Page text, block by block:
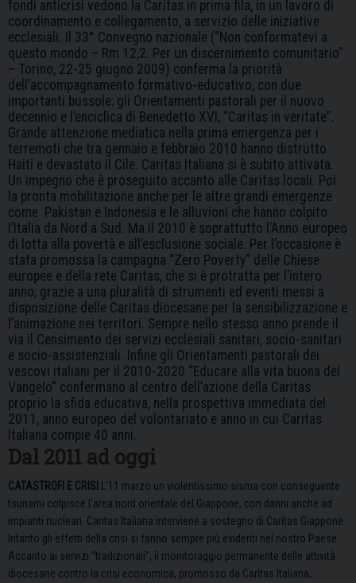
fondi anticrisi vedono la Caritas in prima fila, in un lavoro di
coordinamento e collegamento, a servizio delle iniziative
ecclesiali. Il 33° Convegno nazionale (“Non conformatevi a
questo mondo – Rm 12,2. Per un discernimento comunitario”
– Torino, 22-25 giugno 2009) conferma la priorità
dell’accompagnamento formativo-educativo, con due
importanti bussole: gli Orientamenti pastorali per il nuovo
decennio e l’enciclica di Benedetto XVI, “Caritas in veritate”.
Grande attenzione mediatica nella prima emergenza per i
terremoti che tra gennaio e febbraio 2010 hanno distrutto
Haiti e devastato il Cile. Caritas Italiana si è subito attivata.
Un impegno che è proseguito accanto alle Caritas locali. Poi
la pronta mobilitazione anche per le altre grandi emergenze
come Pakistan e Indonesia e le alluvioni che hanno colpito
l’Italia da Nord a Sud. Ma il 2010 è soprattutto l’Anno europeo
di lotta alla povertà e all’esclusione sociale. Per l’occasione è
stata promossa la campagna “Zero Poverty” delle Chiese
europee e della rete Caritas, che si è protratta per l’intero
anno, grazie a una pluralità di strumenti ed eventi messi a
disposizione delle Caritas diocesane per la sensibilizzazione e
l’animazione nei territori. Sempre nello stesso anno prende il
via il Censimento dei servizi ecclesiali sanitari, socio-sanitari
e socio-assistenziali. Infine gli Orientamenti pastorali dei
vescovi italiani per il 2010-2020 “Educare alla vita buona del
Vangelo” confermano al centro dell’azione della Caritas
proprio la sfida educativa, nella prospettiva immediata del
2011, anno europeo del volontariato e anno in cui Caritas
Italiana compie 40 anni.
Dal 2011 ad oggi
CATASTROFI E CRISI
L’11 marzo un violentissimo sisma con conseguente
tsunami colpisce l’area nord orientale del Giappone, con danni anche ad
impianti nucleari. Caritas Italiana interviene a sostegno di Caritas Giappone
Intanto gli effetti della crisi si fanno sempre più evidenti nel nostro Paese.
Accanto ai servizi “tradizionali”, il monitoraggio permanente delle attività
diocesane contro la crisi economica, promosso da Caritas Italiana,